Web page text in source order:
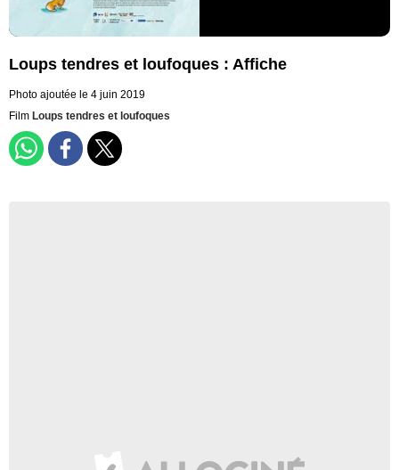
Loups tendres et loufoques : Affiche
Photo ajoutée le 4 juin 2019
Film Loups tendres et loufoques